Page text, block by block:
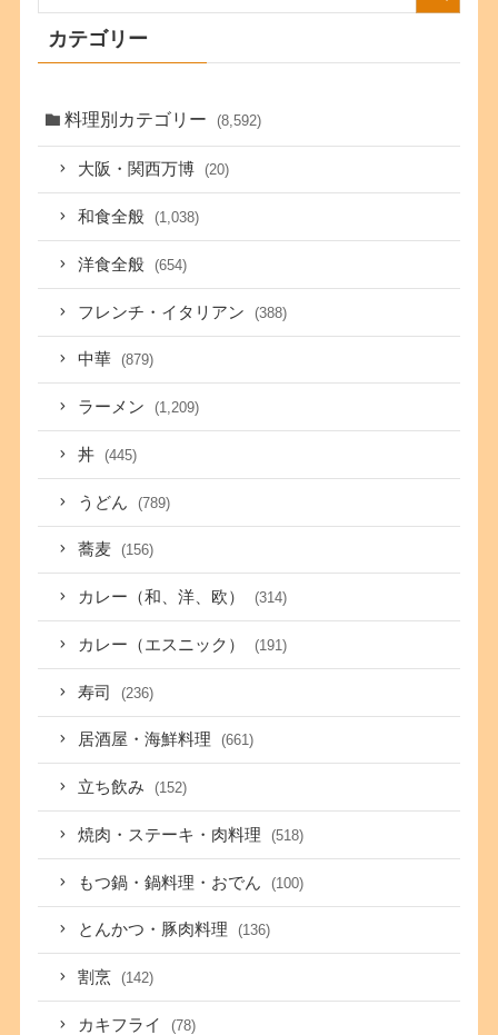
カテゴリー
料理別カテゴリー (8,592)
大阪・関西万博 (20)
和食全般 (1,038)
洋食全般 (654)
フレンチ・イタリアン (388)
中華 (879)
ラーメン (1,209)
丼 (445)
うどん (789)
蕎麦 (156)
カレー（和、洋、欧） (314)
カレー（エスニック） (191)
寿司 (236)
居酒屋・海鮮料理 (661)
立ち飲み (152)
焼肉・ステーキ・肉料理 (518)
もつ鍋・鍋料理・おでん (100)
とんかつ・豚肉料理 (136)
割烹 (142)
カキフライ (78)